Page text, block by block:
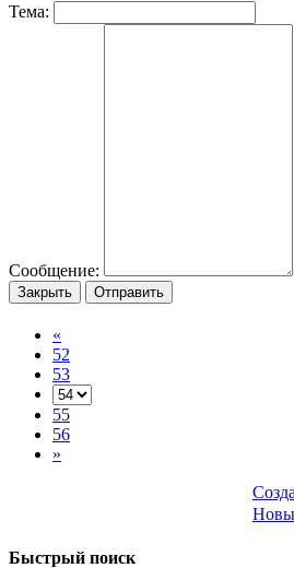
Тема:
Сообщение:
Закрыть Отправить
«
52
53
55
56
»
Быстрый поиск